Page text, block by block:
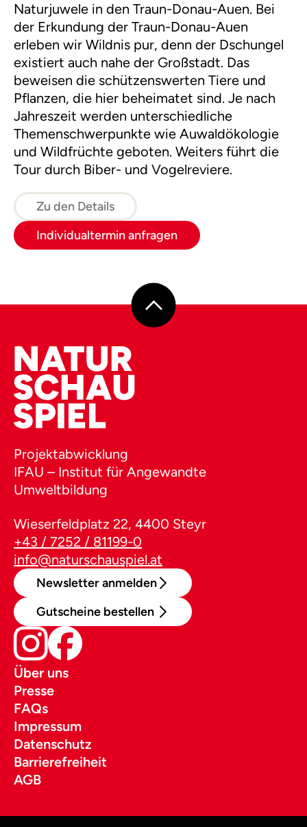
Naturjuwele in den Traun-Donau-Auen. Bei
der Erkundung der Traun-Donau-Auen
erleben wir Wildnis pur, denn der Dschungel
existiert auch nahe der Großstadt. Das
beweisen die schützenswerten Tiere und
Pflanzen, die hier beheimatet sind. Je nach
Jahreszeit werden unterschiedliche
Themenschwerpunkte wie Auwaldökologie
und Wildfrüchte geboten. Weiters führt die
Tour durch Biber- und Vogelreviere.
Zu den Details
Individualtermin anfragen
Projektabwicklung
IFAU – Institut für Angewandte
Umweltbildung
Wieserfeldplatz 22, 4400 Steyr
+43 / 7252 / 81199-0
info@naturschauspiel.at
Newsletter anmelden
Gutscheine bestellen
Über uns
Presse
FAQs
Impressum
Datenschutz
Barrierefreiheit
AGB